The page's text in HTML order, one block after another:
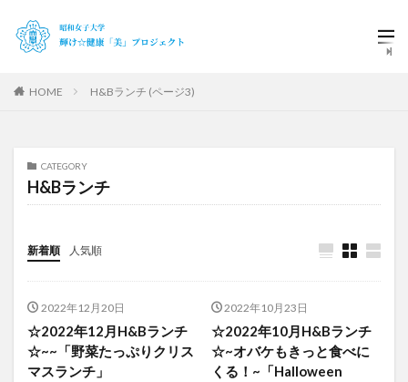
HOME H&Bランチ (ページ3)
CATEGORY
H&Bランチ
新着順 人気順
2022年12月20日
☆2022年12月H&Bランチ
☆~~「野菜たっぷりクリス
マスランチ」
2022年10月23日
☆2022年10月H&Bランチ
☆~オバケもきっと食べに
くる！~「Halloween